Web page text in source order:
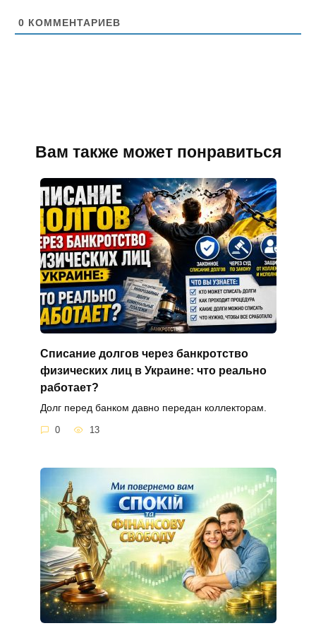
0 КОММЕНТАРИЕВ
Вам также может понравиться
Списание долгов через банкротство
физических лиц в Украине: что реально
работает?
Долг перед банком давно передан коллекторам.
0 13